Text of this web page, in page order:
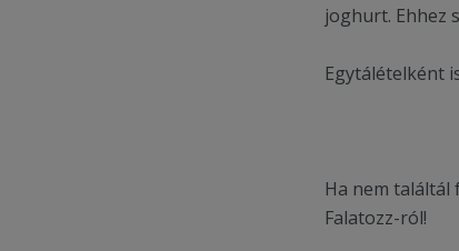
joghurt. Ehhez
Egytálételként
Ha nem találtál
Falatozz-ról!